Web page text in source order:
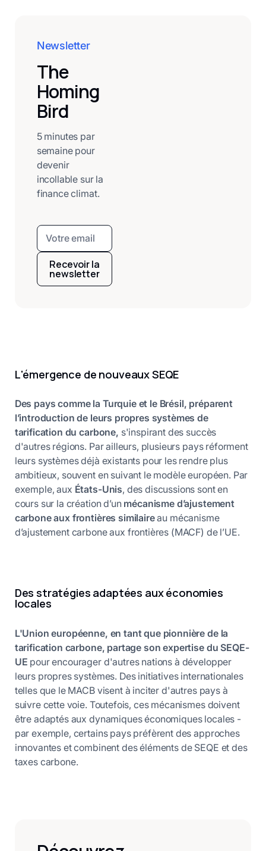
Newsletter
The
Homing
Bird
5 minutes par
semaine pour
devenir
incollable sur la
finance climat.
Recevoir la
newsletter
L'émergence de nouveaux SEQE
Des pays comme la Turquie et le Brésil, préparent
l’introduction de leurs propres systèmes de
tarification du carbone, s'inspirant des succès
d'autres régions. Par ailleurs, plusieurs pays réforment
leurs systèmes déjà existants pour les rendre plus
ambitieux, souvent en suivant le modèle européen. Par
exemple, aux États-Unis, des discussions sont en
cours sur la création d’un mécanisme d’ajustement
carbone aux frontières similaireau mécanisme
d’ajustement carbone aux frontières (MACF) de l’UE.
Des stratégies adaptées aux économies
locales
L'Union européenne, en tant que pionnière de la
tarification carbone, partage son expertise du SEQE-
UE pour encourager d'autres nations à développer
leurs propres systèmes. Des initiatives internationales
telles que le MACB visent à inciter d'autres pays à
suivre cette voie. Toutefois, ces mécanismes doivent
être adaptés aux dynamiques économiques locales -
par exemple, certains pays préfèrent des approches
innovantes et combinent des éléments de SEQE et des
taxes carbone.